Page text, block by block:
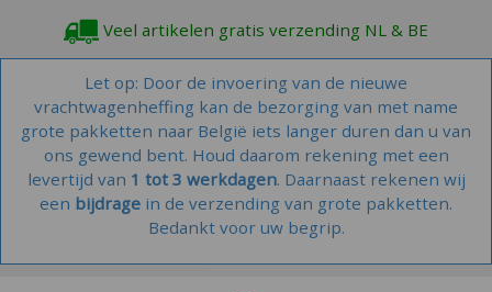
Veel artikelen gratis verzending NL & BE
Let op: Door de invoering van de nieuwe
vrachtwagenheffing kan de bezorging van met name
grote pakketten naar België iets langer duren dan u van
ons gewend bent. Houd daarom rekening met een
levertijd van 1 tot 3 werkdagen. Daarnaast rekenen wij
een bijdrage in de verzending van grote pakketten.
Bedankt voor uw begrip.